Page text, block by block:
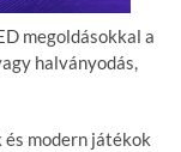
megoldásokkal a
halványodás,
modern játékok